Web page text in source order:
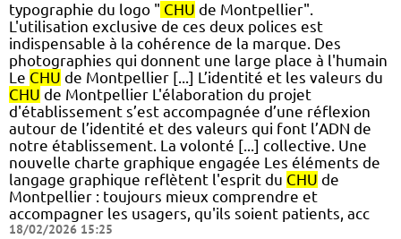
typographie du logo " CHU de Montpellier".
L'utilisation exclusive de ces deux polices est
indispensable à la cohérence de la marque. Des
photographies qui donnent une large place à l'humain
Le CHU de Montpellier [...] L’identité et les valeurs du
CHU de Montpellier L'élaboration du projet
d'établissement s’est accompagnée d’une réflexion
autour de l’identité et des valeurs qui font l’ADN de
notre établissement. La volonté [...] collective.​ Une
nouvelle charte graphique engagée Les éléments de
langage graphique reflètent l'esprit du CHU de
Montpellier : toujours mieux comprendre et
accompagner les usagers, qu'ils soient patients, acc
18/02/2026 15:25